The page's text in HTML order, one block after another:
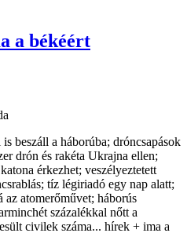
a békéért
beszáll a háborúba; dróncsapások
drón és rakéta Ukrajna ellen;
érkezhet; veszélyeztetett
tíz légiriadó egy nap alatt;
az atomerőművet; háborús
százalékkal nőtt a
civilek száma... hírek + ima a